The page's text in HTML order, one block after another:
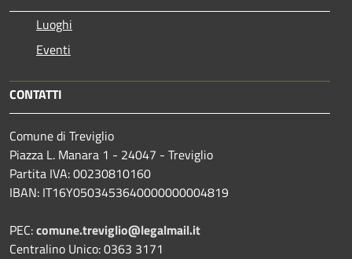
Luoghi
Eventi
CONTATTI
Comune di Treviglio
Piazza L. Manara 1 - 24047 - Treviglio
Partita IVA: 00230810160
IBAN: IT16Y0503453640000000004819
PEC:comune.treviglio@legalmail.it
Centralino Unico: 0363 3171